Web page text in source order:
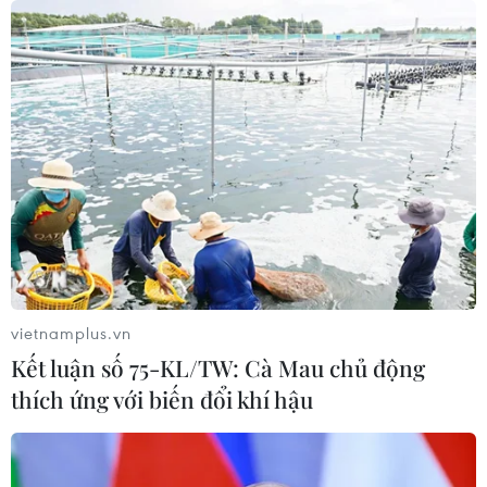
trong đời sống người dân Ai Cập
29/07/2026 08:32
Thường trực Ban Bí thư Trần
Cẩm Tú tiếp Tổng Thư ký Đảng
CNDD-FDD Burundi
29/07/2026 08:24
Tăng cường quan hệ đoàn kết, hợp
tác song phương Việt Nam-Burundi
28/07/2026 14:17
Thảm sát tại Tây Bắc Nigeria khiến ít
nhất 30 người thiệt mạng
vietnamplus.vn
Kết luận số 75-KL/TW: Cà Mau chủ động
thích ứng với biến đổi khí hậu